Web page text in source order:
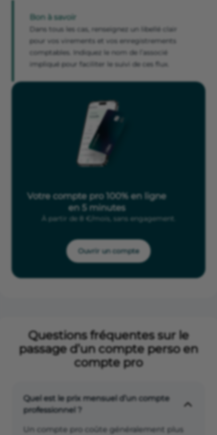
Bon à savoir
Dans tous les cas, renseignez un libellé clair
pour vos virements et vos enregistrements
comptables. Indiquez le nom de l’associé
impliqué pour faciliter le suivi de ces flux.
Votre compte pro 100% en ligne
en 5 minutes
À partir de 8 €/mois, sans engagement.
Ouvrir un compte
Questions fréquentes sur le
passage d’un compte perso en
compte pro
Quel est le prix mensuel d’un compte
professionnel ?
Un compte pro coûte généralement plus